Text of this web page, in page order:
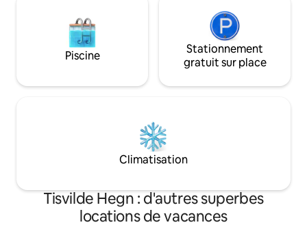
Piscine
Stationnement
gratuit sur place
Climatisation
Tisvilde Hegn : d'autres superbes
locations de vacances